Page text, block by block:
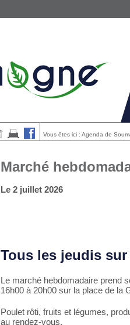
Vous êtes ici : Agenda de
Marché
Le 2 juillet 2026
Tous les jeudis
Le marché hebdomadaire prend
16h00 à 20h00 sur la place de la
Poulet rôti, fruits et légumes,
au rendez-vous.